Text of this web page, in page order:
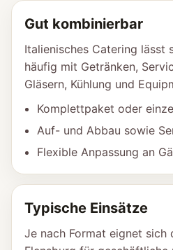
Gut kombinierbar
Italienisches Catering lässt
häufig mit Getränken,
Gläsern, Kühlung und
Komplettpaket oder
Auf- und Abbau sowie
Flexible Anpassung an
Typische Einsätze
Je nach Format eignet sich